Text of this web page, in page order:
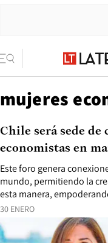
mujeres
30 ENERO
Este foro genera
mundo, permitiendo la
esta manera,
Chile será sede de
economistas en